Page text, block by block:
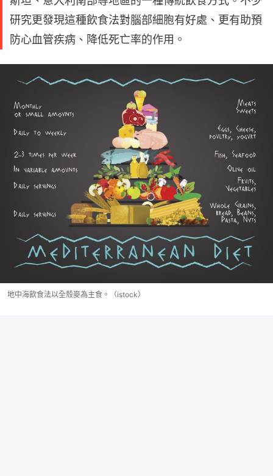
研究更發現這種飲食法對腦部細胞有好處、更有助預
防心血管疾病、降低死亡率的作用。
地中海飲食法以全殼麥為主食。（istock）